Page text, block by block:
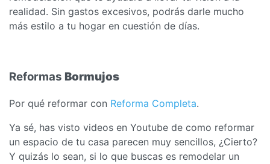
realidad. Sin gastos excesivos, podrás darle mucho
más estilo a tu hogar en cuestión de días.
Reformas Bormujos
Por qué reformar con Reforma Completa.
Ya sé, has visto videos en Youtube de como reformar
un espacio de tu casa parecen muy sencillos, ¿Cierto?
Y quizás lo sean, si lo que buscas es remodelar un